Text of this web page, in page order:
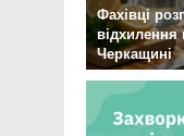
Фахівці
відхилення
Черкащині